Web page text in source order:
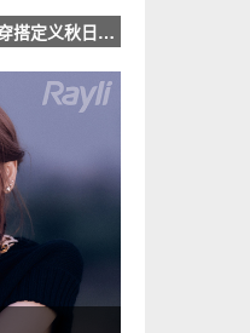
王心凌时尚杂志十月刊封面曝光 6套穿搭定义秋日甜心look